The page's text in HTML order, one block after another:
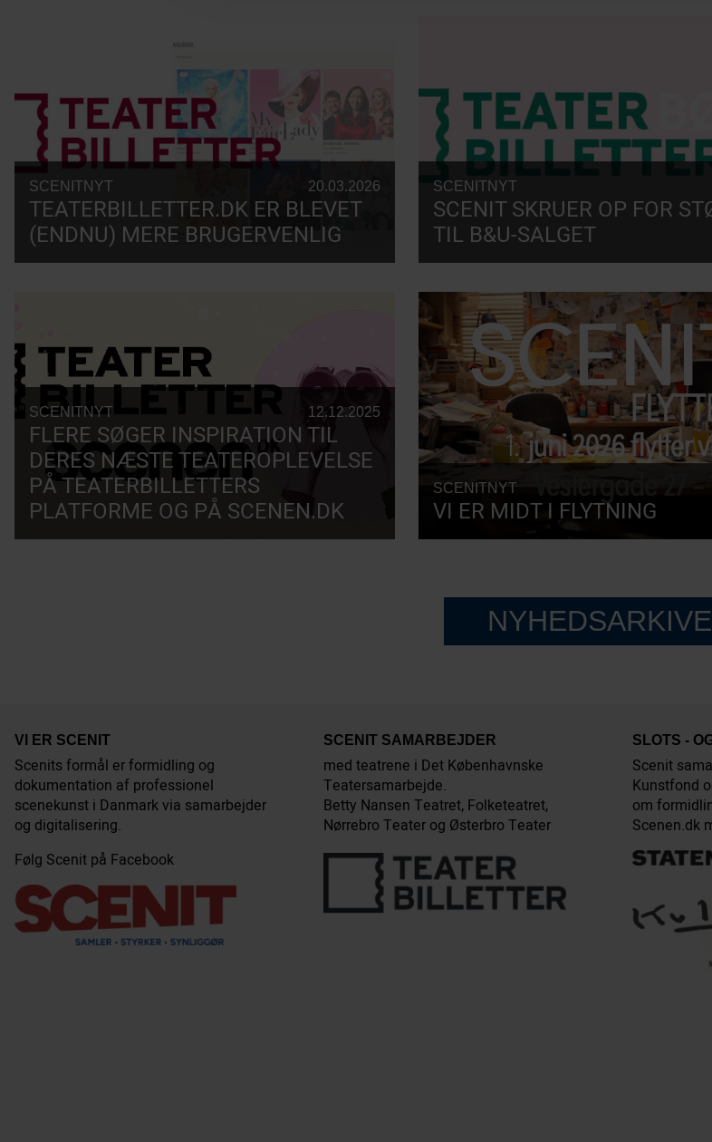
SCENITNYT 20.03.2026
TEATERBILLETTER.DK ER BLEVET
(ENDNU) MERE BRUGERVENLIG
SCENITNYT
SCENIT SKRUER OP FOR
TIL B&U-SALGET
SCENITNYT 12.12.2025
FLERE SØGER INSPIRATION TIL
DERES NÆSTE TEATEROPLEVELSE
PÅ TEATERBILLETTERS
PLATFORME OG PÅ SCENEN.DK
SCENITNYT
VI ER MIDT I FLYTNING
VI ER SCENIT
Scenits formål er formidling og
dokumentation af professionel
scenekunst i Danmark via samarbejder
og digitalisering.
Følg Scenit på Facebook
SCENIT SAMARBEJDER
med teatrene i Det Københavnske
Teatersamarbejde.
Betty Nansen Teatret, Folketeatret,
Nørrebro Teater og Østerbro Teater
SLOTS -
Scenit
Kunstfond
om
Scenen.dk